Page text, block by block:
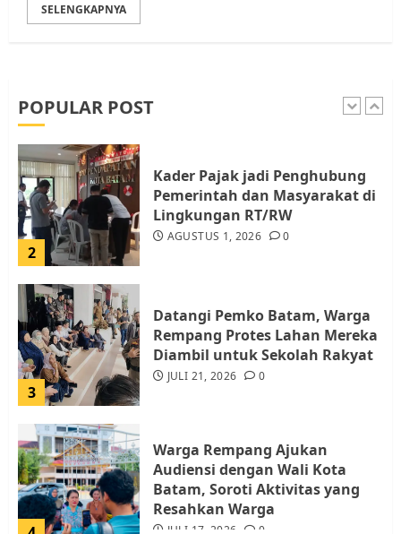
SELENGKAPNYA
POPULAR POST
1
2
Kader Pajak jadi Penghubung
Pemerintah dan Masyarakat di
Lingkungan RT/RW
AGUSTUS 1, 2026 0
3
Datangi Pemko Batam, Warga
Rempang Protes Lahan Mereka
Diambil untuk Sekolah Rakyat
JULI 21, 2026 0
Warga Rempang Ajukan
Audiensi dengan Wali Kota
Batam, Soroti Aktivitas yang
Resahkan Warga
JULI 17, 2026 0